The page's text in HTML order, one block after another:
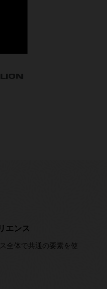
エンス
全体で共通の要素を使